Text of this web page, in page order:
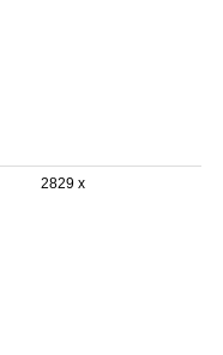
2829 x